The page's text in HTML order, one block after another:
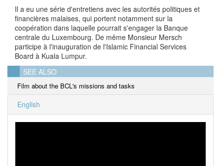
Il a eu une série d'entretiens avec les autorités politiques et
financières malaises, qui portent notamment sur la
coopération dans laquelle pourrait s'engager la Banque
centrale du Luxembourg. De même Monsieur Mersch
participe à l'inauguration de l'Islamic Financial Services
Board à Kuala Lumpur.
SEE ALSO
Film about the BCL's missions and tasks
English